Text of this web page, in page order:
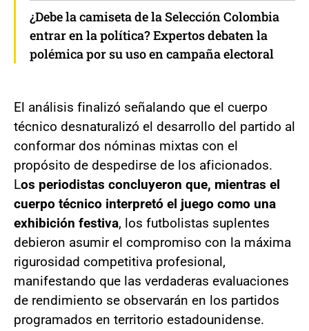
¿Debe la camiseta de la Selección Colombia
entrar en la política? Expertos debaten la
polémica por su uso en campaña electoral
El análisis finalizó señalando que el cuerpo
técnico desnaturalizó el desarrollo del partido al
conformar dos nóminas mixtas con el
propósito de despedirse de los aficionados.
Los periodistas concluyeron que, mientras el
cuerpo técnico interpretó el juego como una
exhibición festiva, los futbolistas suplentes
debieron asumir el compromiso con la máxima
rigurosidad competitiva profesional,
manifestando que las verdaderas evaluaciones
de rendimiento se observarán en los partidos
programados en territorio estadounidense.